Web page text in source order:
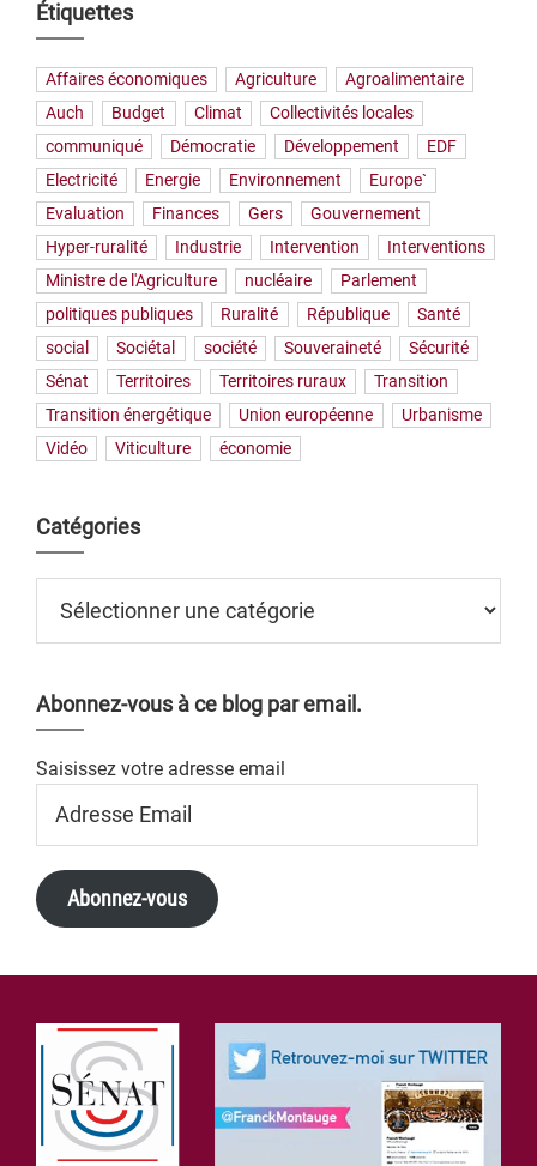
Étiquettes
Affaires économiques Agriculture
Agroalimentaire
Auch
Budget Climat
Collectivités locales
communiqué
Démocratie Développement
EDF
Electricité
Energie Environnement
Europe`
Evaluation
Finances Gers
Gouvernement
Hyper-ruralité
Industrie Intervention
Interventions
Ministre de l'Agriculture
nucléaire
Parlement
politiques publiques
Ruralité République
Santé
social
Sociétal société Souveraineté
Sécurité
Sénat
Territoires Territoires ruraux
Transition
Transition énergétique
Union européenne
Urbanisme
Vidéo
Viticulture économie
Catégories
Abonnez-vous à ce blog par email.
Saisissez votre adresse email
Email
Abonnez-vous
Footer